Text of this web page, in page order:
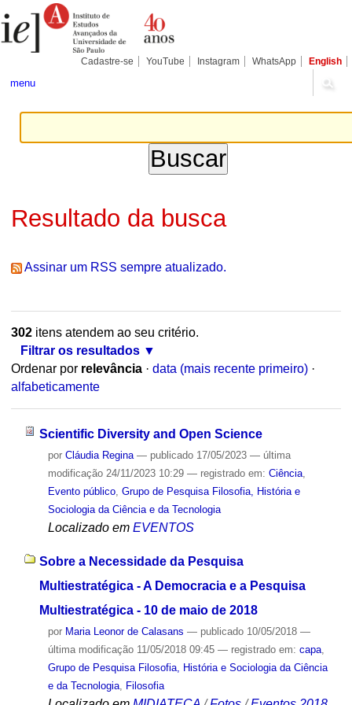
para
conteúdo.
Pessoais
Cadastre-se YouTube Instagram WhatsApp English
menu
Resultado da busca
Assinar um RSS sempre atualizado.
302itens atendem ao seu critério.
Filtrar os resultados
Ordenar por relevância · data (mais recente primeiro) ·
alfabeticamente
Scientific Diversity and Open Science
por Cláudia Regina — publicado17/05/2023 — última
modificação24/11/2023 10:29 — registrado em: Ciência,
Evento público, Grupo de Pesquisa Filosofia, História e
Sociologia da Ciência e da Tecnologia
Localizado em EVENTOS
Sobre a Necessidade da Pesquisa
Multiestratégica - A Democracia e a Pesquisa
Multiestratégica - 10 de maio de 2018
por Maria Leonor de Calasans — publicado10/05/2018 —
última modificação11/05/2018 09:45 — registrado em: capa,
Grupo de Pesquisa Filosofia, História e Sociologia da Ciência
e da Tecnologia, Filosofia